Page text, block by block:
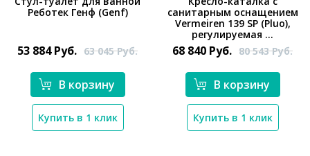
Реботек Генф (Genf)
53 884Руб. 63 045Руб.
В корзину
Купить в 1 клик
*}
санитарным оснащением
Vermeiren 139 SP (Pluo),
регулируемая ...
68 840 Руб. 80 543Руб.
В корзину
Купить в 1 клик